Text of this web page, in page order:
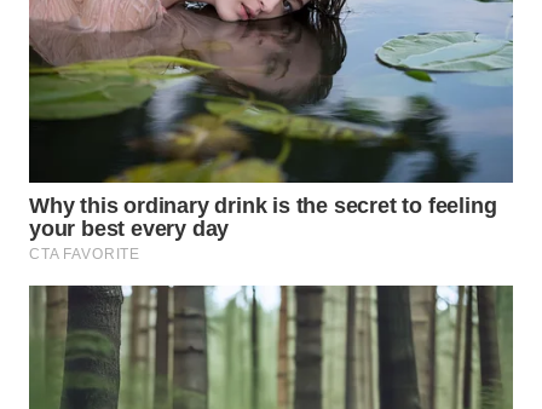
KARAWANG
WN
BEKASI
BOGOR
WN
DEPOK
WN
TAPANULI
UTARA